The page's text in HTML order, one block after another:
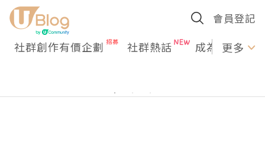
會員登記
社群創作有價企劃 社群熱話 成為U更多